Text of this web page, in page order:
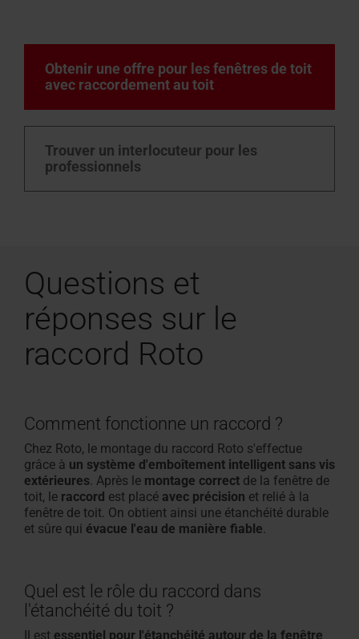
Obtenir une offre pour les fenêtres de toit
avec raccordement au toit
Trouver un interlocuteur pour les
professionnels
Questions et
réponses sur le
raccord Roto
Comment fonctionne un raccord ?
Chez Roto, le montage du raccord Roto s'effectue
grâce à un système d'emboîtement intelligent sans vis
extérieures. Après le montage correct de la fenêtre de
toit, le raccord est placé avec précision et relié à la
fenêtre de toit. On obtient ainsi une étanchéité durable
et sûre qui évacue l'eau de manière fiable.
Quel est le rôle du raccord dans
l'étanchéité du toit ?
Il est essentiel pour l'étanchéité autour de la fenêtre